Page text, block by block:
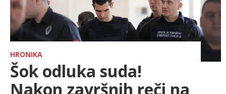
SHOWBIZ
HRONIKA
FARMERI
HRONIKA
Šok odluka suda!
Nakon završnih reči na